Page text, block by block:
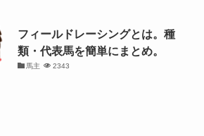
フィールドレーシングとは。種
類・代表馬を簡単にまとめ。
馬主 2343